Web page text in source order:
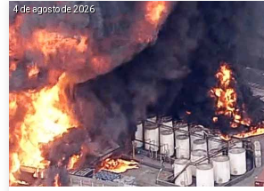
4 de agosto de 2026